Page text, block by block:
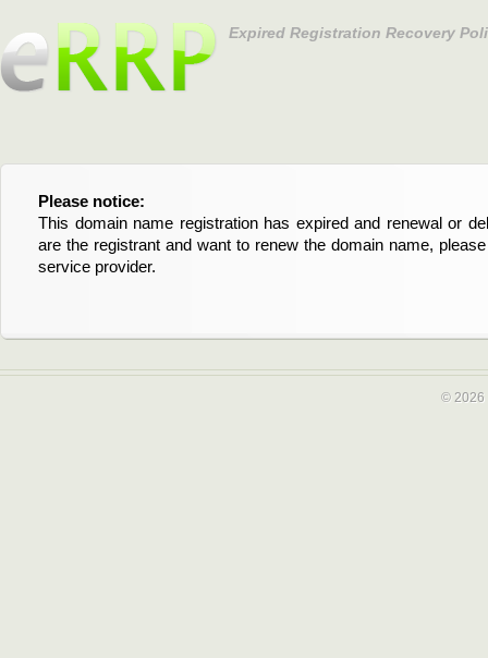
Expired Registration Recovery
Please notice:
This domain name registration has expired and renewal or
are the registrant and want to renew the domain name,
service provider.
Bitte beachten Sie:
Diese Domainregistrierung ist abgelaufen und die
Domain stehen an. Wenn Sie der Registrant sind und
verlängern möchten, kontaktieren Sie bitte Ihren Service-
© 2026